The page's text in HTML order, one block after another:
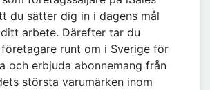
du sätter dig in i dagens mål
arbete. Därefter tar du
runt om i Sverige för
och erbjuda abonnemang från
största varumärken inom